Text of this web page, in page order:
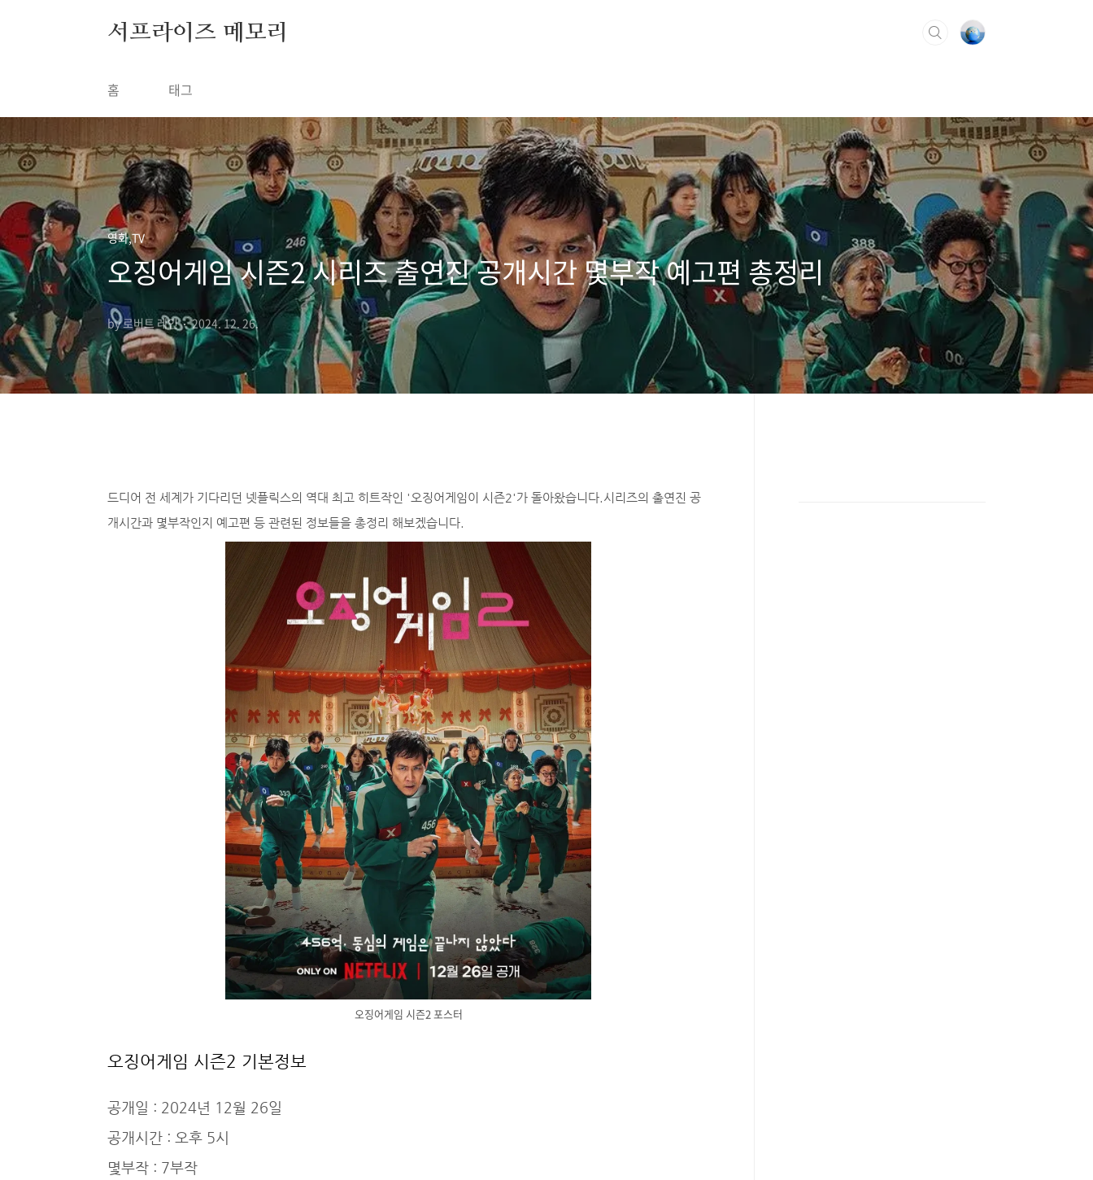
서프라이즈 메모리
홈 태그
영화,TV
오징어게임 시즌2 시리즈 출연진 공개시간 몇부작 예고편 총정리
by 로버트 레인 2024. 12. 26.
드디어 전 세계가 기다리던 넷플릭스의 역대 최고 히트작인 '오징어게임이 시즌2'가 돌아왔습니다.시리즈의 출연진 공
개시간과 몇부작인지 예고편 등 관련된 정보들을 총정리 해보겠습니다.
오징어게임 시즌2 포스터
오징어게임 시즌2 기본정보
공개일 : 2024년 12월 26일
공개시간 : 오후 5시
몇부작 : 7부작